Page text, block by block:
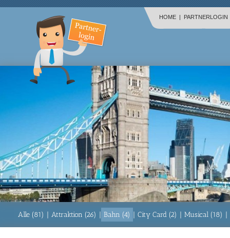
HOME | PARTNERLOGIN
Alle (81) | Attraktion (26) | Bahn (4) | City Card (2) | Musical (18) |